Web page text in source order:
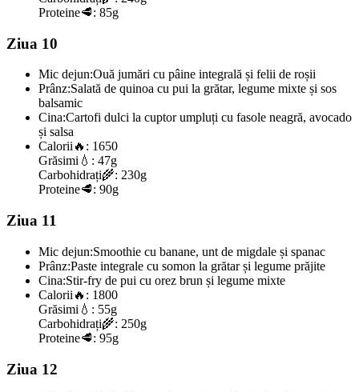
Proteine🥩: 85g
Ziua 10
Mic dejun:Ouă jumări cu pâine integrală și felii de roșii
Prânz:Salată de quinoa cu pui la grătar, legume mixte și sos
balsamic
Cina:Cartofi dulci la cuptor umpluți cu fasole neagră, avocado
și salsa
Calorii🔥: 1650
Grăsimi 💧: 47g
Carbohidrați🌾: 230g
Proteine🥩: 90g
Ziua 11
Mic dejun:Smoothie cu banane, unt de migdale și spanac
Prânz:Paste integrale cu somon la grătar și legume prăjite
Cina:Stir-fry de pui cu orez brun și legume mixte
Calorii 🔥: 1800
Grăsimi 💧: 55g
Carbohidrați🌾: 250g
Proteine🥩: 95g
Ziua 12